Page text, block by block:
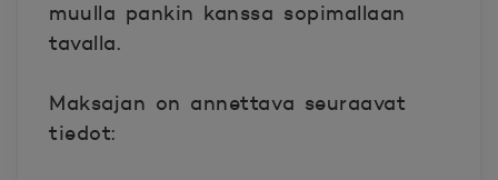
muulla pankin kanssa sopimallaan
tavalla.
Maksajan on annettava seuraavat
tiedot: